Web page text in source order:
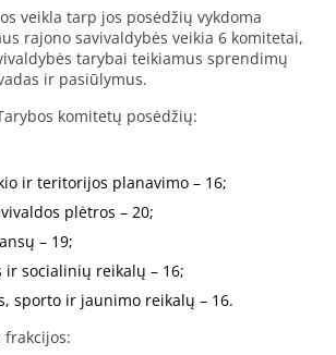
veikla tarp jos posėdžių vykdoma
rajono savivaldybės veikia 6 komitetai,
tarybai teikiamus sprendimų
ir pasiūlymus.
komitetų posėdžių:
ir teritorijos planavimo – 16;
plėtros – 20;
– 19;
ir socialinių reikalų – 16;
sporto ir jaunimo reikalų – 16.
frakcijos: